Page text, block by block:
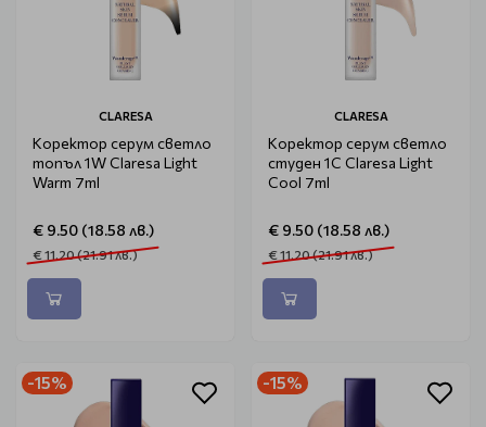
CLARESA
Коректор серум светло
топъл 1W Claresa Light
Warm 7ml
€ 9.50 (18.58 лв.)
€ 11.20 (21.91 лв.)
CLARESA
Коректор серум светло
студен 1C Claresa Light
Cool 7ml
€ 9.50 (18.58 лв.)
€ 11.20 (21.91 лв.)
-15% -15%